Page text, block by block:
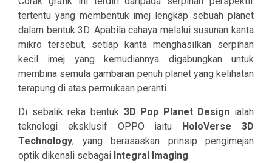
tertentu yang membentuk imej lengkap sebuah planet
dalam bentuk 3D. Apabila cahaya melalui susunan kanta
mikro tersebut, setiap kanta menghasilkan serpihan
kecil imej yang kemudiannya digabungkan untuk
membina semula gambaran penuh planet yang kelihatan
terapung di atas permukaan peranti.
Di sebalik reka bentuk 3D Pop Planet Design ialah
teknologi eksklusif OPPO iaitu HoloVerse 3D
Technology, yang berasaskan prinsip pengimejan
optik dikenali sebagai Integral Imaging.